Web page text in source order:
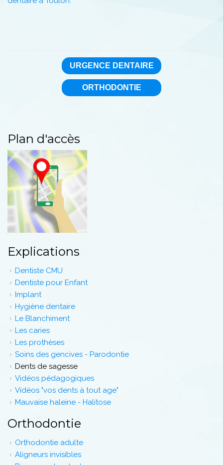
URGENCE DENTAIRE
ORTHODONTIE
Plan d'accès
Explications
Dentiste CMU
Dentiste pour Enfant
Implant
Hygiène dentaire
Le Blanchiment
Les caries
Les prothèses
Soins des gencives - Parodontie
Dents de sagesse
Vidéos pédagogiques
Vidéos "vos dents à tout age"
Mauvaise haleine - Halitose
Orthodontie
Orthodontie adulte
Aligneurs invisibles